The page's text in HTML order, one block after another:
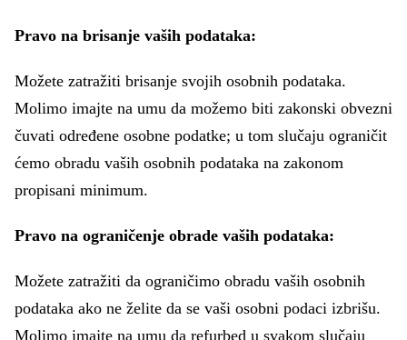
Pravo na brisanje vaših podataka:
Možete zatražiti brisanje svojih osobnih podataka.
Molimo imajte na umu da možemo biti zakonski obvezni
čuvati određene osobne podatke; u tom slučaju ograničit
ćemo obradu vaših osobnih podataka na zakonom
propisani minimum.
Pravo na ograničenje obrade vaših podataka:
Možete zatražiti da ograničimo obradu vaših osobnih
podataka ako ne želite da se vaši osobni podaci izbrišu.
Molimo imajte na umu da refurbed u svakom slučaju